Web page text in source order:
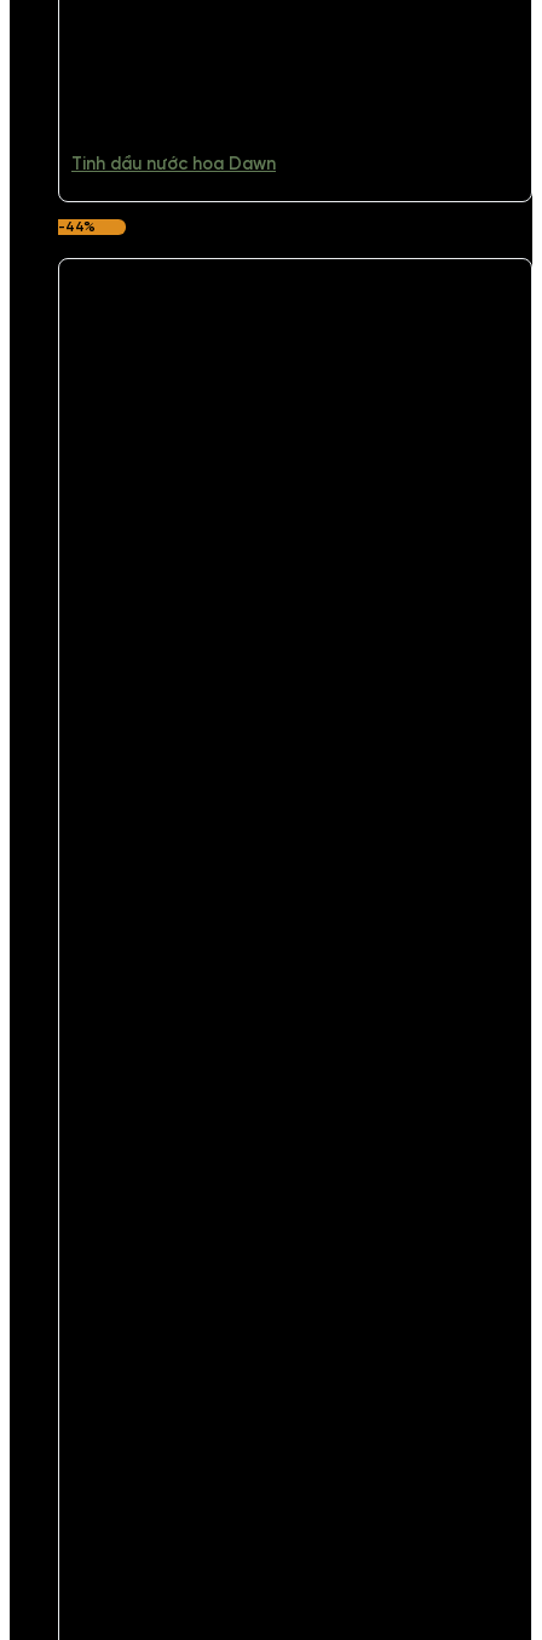
Tinh dầu nước hoa Dawn
-44%